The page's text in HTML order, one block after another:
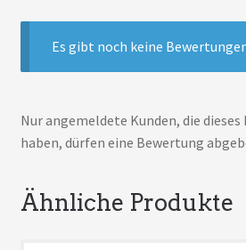
Es gibt noch keine
Nur angemeldete Kunden, die
haben, dürfen eine Bewertung
Ähnliche Produkte